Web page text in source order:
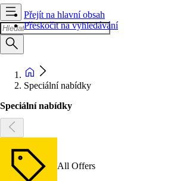
Přejít na hlavní obsah
Přeskočit na vyhledávání
Speciální nabídky
Speciální nabídky
All Offers